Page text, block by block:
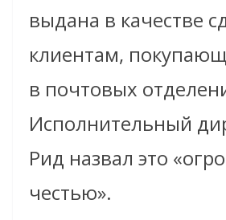
выдана в качестве
клиентам,
в почтовых
Исполнительный
Рид назвал это
честью».